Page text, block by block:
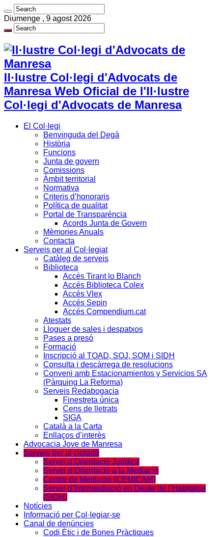
Diumenge , 9 agost 2026
Il·lustre Col·legi d'Advocats de
Manresa Web Oficial de l'Il·lustre
Col·legi d'Advocats de Manresa
El Col·legi
Benvinguda del Degà
Història
Funcions
Junta de govern
Comissions
Àmbit territorial
Normativa
Criteris d’honoraris
Política de qualitat
Portal de Transparència
Acords Junta de Govern
Mèmories Anuals
Contacta
Serveis per al Col·legiat
Catàleg de serveis
Biblioteca
Accés Tirant lo Blanch
Accés Biblioteca Colex
Accés Vlex
Accés Sepin
Accés Compendium.cat
Atestats
Lloguer de sales i despatxos
Pases a presó
Formació
Inscripció al TOAD, SOJ, SOM i SIDH
Consulta i descàrrega de resolucions
Conveni amb Estacionamientos y Servicios SA
(Pàrquing La Reforma)
Serveis Redabogacia
Finestreta única
Cens de lletrats
SIGA
Català a la Carta
Enllaços d’interès
Advocacia Jove de Manresa
Serveis per al ciutadà
Servei d’Orientació Jurídica
Servei d’Orientació a la Mediació
Centre de Mediació (CEMICAM)
Servei d’Intermediació en Deute de l’Habitatge
(SIDH)
Notícies
Informació per Col·legiar-se
Canal de denúncies
Codi Ètic i de Bones Pràctiques